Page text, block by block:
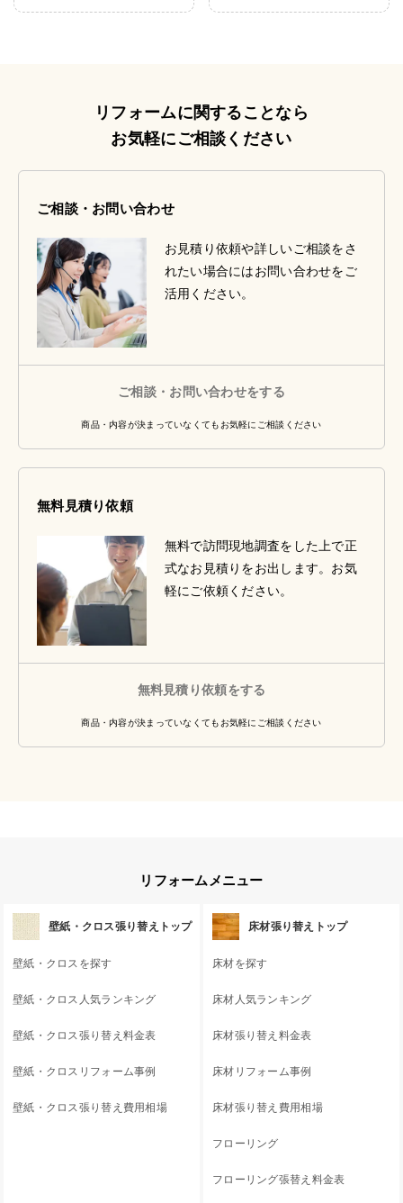
リフォームに関することなら
お気軽にご相談ください
ご相談・お問い合わせ
お見積り依頼や詳しいご相談をさ
れたい場合にはお問い合わせをご
活用ください。
ご相談・お問い合わせをする
商品・内容が決まっていなくてもお気軽にご相談ください
無料見積り依頼
無料で訪問現地調査をした上で正
式なお見積りをお出します。お気
軽にご依頼ください。
無料見積り依頼をする
商品・内容が決まっていなくてもお気軽にご相談ください
リフォームメニュー
壁紙・クロス張り替えトップ
壁紙・クロスを探す
壁紙・クロス人気ランキング
壁紙・クロス張り替え料金表
壁紙・クロスリフォーム事例
壁紙・クロス張り替え費用相場
床材張り替えトップ
床材を探す
床材人気ランキング
床材張り替え料金表
床材リフォーム事例
床材張り替え費用相場
フローリング
フローリング張替え料金表